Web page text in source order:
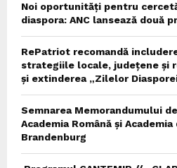
Noi oportunități pentru
diaspora: ANC lansează două
RePatriot recomandă
strategiile locale, județene și
și extinderea „Zilelor
Semnarea Memorandumului
Academia Română și
Brandenburg